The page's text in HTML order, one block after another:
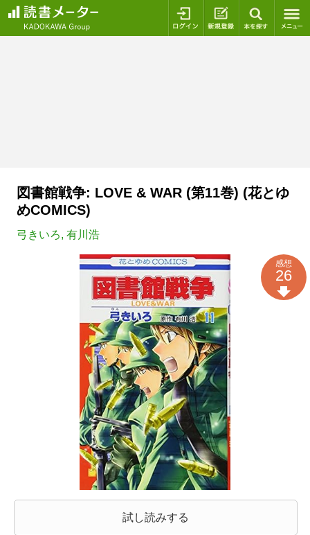
ログイン 新規登録
図書館戦争: LOVE & WAR (第11巻) (花とゆ
めCOMICS)
弓きいろ, 有川浩
試し読みする
感想
26